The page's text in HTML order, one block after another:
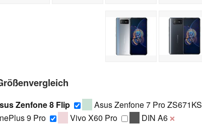
Zenfone 8 Flip Asus Zenfone 7 Pro ZS671KS
9 Pro
Vivo X60 Pro DIN A6 ❌